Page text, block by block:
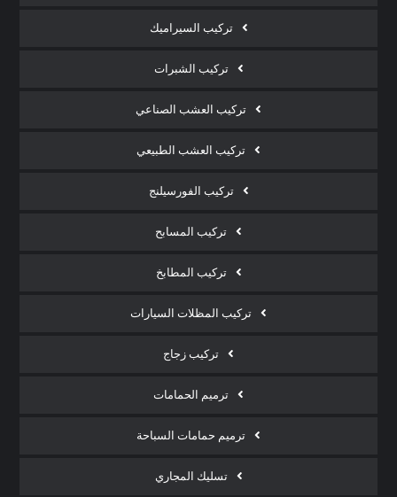
تركيب السيراميك
تركيب الشبرات
تركيب العشب الصناعي
تركيب العشب الطبيعي
تركيب الفورسيلنج
تركيب المسابح
تركيب المطابخ
تركيب المظلات السيارات
تركيب زجاج
ترميم الحمامات
ترميم حمامات السباحة
تسليك المجاري